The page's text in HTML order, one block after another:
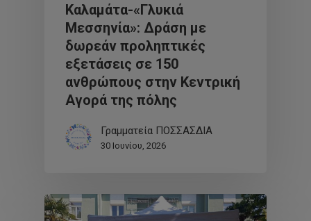
Καλαμάτα-«Γλυκιά
Μεσσηνία»: Δράση με
δωρεάν προληπτικές
εξετάσεις σε 150
ανθρώπους στην Κεντρική
Αγορά της πόλης
Γραμματεία ΠΟΣΣΑΣΔΙΑ
30 Ιουνίου, 2026